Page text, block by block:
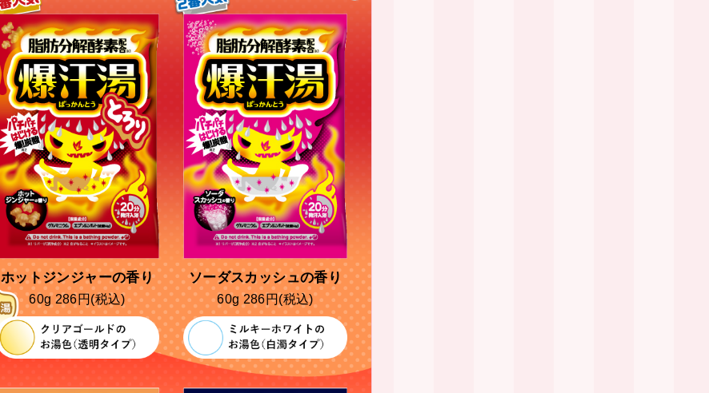
ホットジンジャーの香り
60g 286円(税込)
ソーダスカッシュの香り
60g 286円(税込)